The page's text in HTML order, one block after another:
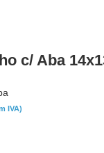
c/ Aba
IVA)